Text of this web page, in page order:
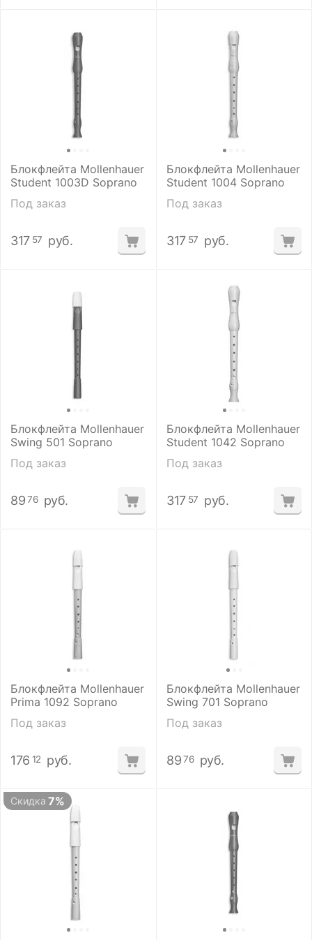
Блокфлейта Mollenhauer
Student 1003D Soprano
Под заказ
317 57 руб.
Блокфлейта Mollenhauer
Student 1004 Soprano
Под заказ
317 57 руб.
Блокфлейта Mollenhauer
Swing 501 Soprano
Под заказ
8976 руб.
Блокфлейта Mollenhauer
Student 1042 Soprano
Под заказ
317 57 руб.
Блокфлейта Mollenhauer
Prima 1092 Soprano
Под заказ
176 12 руб.
Блокфлейта Mollenhauer
Swing 701 Soprano
Под заказ
8976 руб.
Скидка 7%